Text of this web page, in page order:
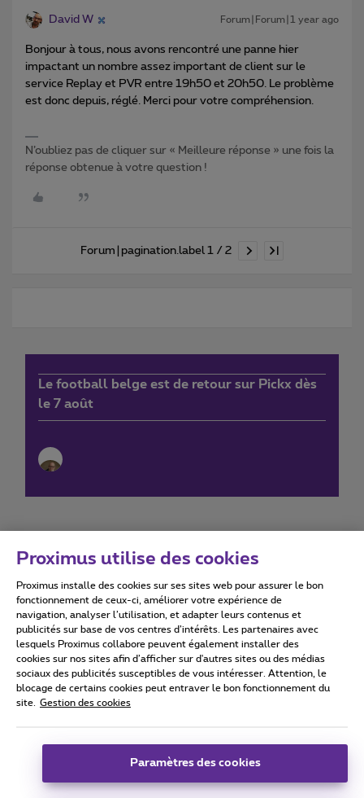
David W Forum|Forum|1 year ago
Bonjour à tous, nous avons rencontré une panne hier
impactant un nombre assez important de client sur le
service Replay et PVR entre 19h50 et 20h50. Le problème
est donc depuis, réglé. Merci pour votre compréhension.
N’oubliez pas de cliquer sur « Meilleure réponse » une fois la
réponse obtenue à votre question !
Forum|pagination.label 1 / 2
Le football belge est de retour sur Pickx dès
le 7 août
Conditions d'utilisation Accessibility statement
Tous droits réservés. © 2026 Proximus
Conditions générales, info consommateur
Coordonnées de l’entreprise
Boulevard du Roi Albert II 27 - B-1030 Bruxelles.
Proximus utilise des cookies
Proximus installe des cookies sur ses sites web pour assurer le bon
fonctionnement de ceux-ci, améliorer votre expérience de
navigation, analyser l’utilisation, et adapter leurs contenus et
publicités sur base de vos centres d’intérêts. Les partenaires avec
lesquels Proximus collabore peuvent également installer des
cookies sur nos sites afin d’afficher sur d'autres sites ou des médias
sociaux des publicités susceptibles de vous intéresser. Attention, le
blocage de certains cookies peut entraver le bon fonctionnement du
site.
Gestion des cookies
Paramètres des cookies